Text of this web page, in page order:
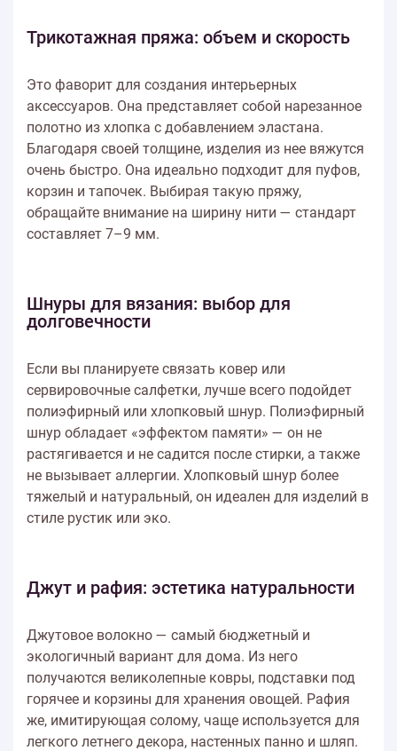
Трикотажная пряжа: объем и скорость
Это фаворит для создания интерьерных
аксессуаров. Она представляет собой нарезанное
полотно из хлопка с добавлением эластана.
Благодаря своей толщине, изделия из нее вяжутся
очень быстро. Она идеально подходит для пуфов,
корзин и тапочек. Выбирая такую пряжу,
обращайте внимание на ширину нити — стандарт
составляет 7–9 мм.
Шнуры для вязания: выбор для
долговечности
Если вы планируете связать ковер или
сервировочные салфетки, лучше всего подойдет
полиэфирный или хлопковый шнур. Полиэфирный
шнур обладает «эффектом памяти» — он не
растягивается и не садится после стирки, а также
не вызывает аллергии. Хлопковый шнур более
тяжелый и натуральный, он идеален для изделий в
стиле рустик или эко.
Джут и рафия: эстетика натуральности
Джутовое волокно — самый бюджетный и
экологичный вариант для дома. Из него
получаются великолепные ковры, подставки под
горячее и корзины для хранения овощей. Рафия
же, имитирующая солому, чаще используется для
легкого летнего декора, настенных панно и шляп.